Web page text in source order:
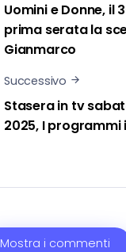
Uomini e Donne, il
prima serata la
Gianmarco
Successivo
Stasera in tv
2025, I programmi
Mostra i commenti